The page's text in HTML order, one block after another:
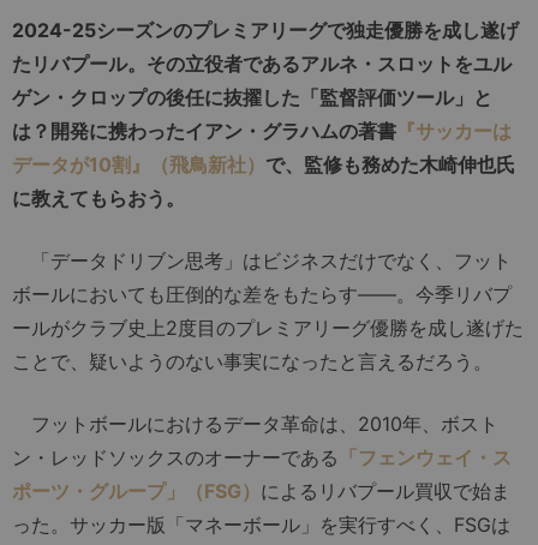
2024-25シーズンのプレミアリーグで独走優勝を成し遂げ
たリバプール。その立役者であるアルネ・スロットをユル
ゲン・クロップの後任に抜擢した「監督評価ツール」と
は？開発に携わったイアン・グラハムの著書 『サッカーは
データが10割』（飛鳥新社） で、監修も務めた木崎伸也氏
に教えてもらおう。
「データドリブン思考」はビジネスだけでなく、フット
ボールにおいても圧倒的な差をもたらす――。今季リバプ
ールがクラブ史上2度目のプレミアリーグ優勝を成し遂げた
ことで、疑いようのない事実になったと言えるだろう。
フットボールにおけるデータ革命は、2010年、ボスト
ン・レッドソックスのオーナーである 「フェンウェイ・ス
ポーツ・グループ」（FSG） によるリバプール買収で始ま
った。サッカー版「マネーボール」を実行すべく、FSGは